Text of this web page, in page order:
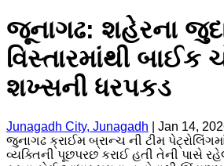
જૂનાગઢ: શહેરના
વિસ્તારમાંથી બાઈક
શખ્સની ધરપકડ
Junagadh City, Junagadh
Jan 14,
જુનાગઢ ક્રાઈમ બ્રાન્ચ ની ટીમ
વ્યક્તિની પૂછપરછ કરાઈ હતી તેની પાસે